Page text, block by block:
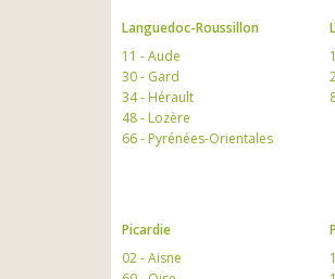
Languedoc-Roussillon
11 - Aude
30 - Gard
34 - Hérault
48 - Lozère
66 - Pyrénées-Orientales
Picardie
02 - Aisne